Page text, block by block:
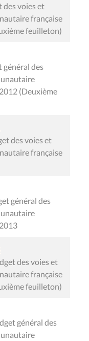
des voies et
française
feuilleton)
général des
(Deuxième
des voies et
française
général des
des voies et
française
feuilleton)
général des